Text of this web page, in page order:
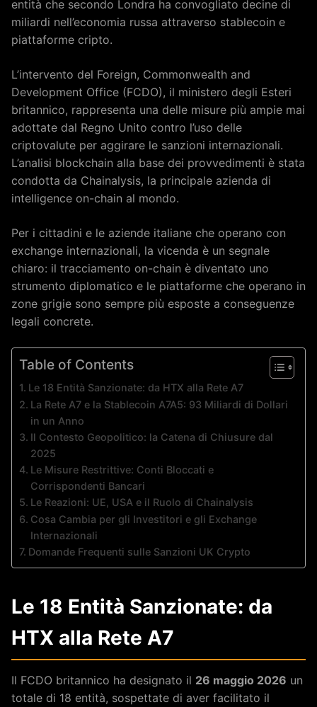
entità che secondo Londra ha convogliato decine di
miliardi nell’economia russa attraverso stablecoin e
piattaforme cripto.
L’intervento del Foreign, Commonwealth and
Development Office (FCDO), il ministero degli Esteri
britannico, rappresenta una delle misure più ampie mai
adottate dal Regno Unito contro l’uso delle
criptovalute per aggirare le sanzioni internazionali.
L’analisi blockchain alla base dei provvedimenti è stata
condotta da Chainalysis, la principale azienda di
intelligence on-chain al mondo.
Per i cittadini e le aziende italiane che operano con
exchange internazionali, la vicenda è un segnale
chiaro: il tracciamento on-chain è diventato uno
strumento diplomatico e le piattaforme che operano in
zone grigie sono sempre più esposte a conseguenze
legali concrete.
Table of Contents
Le 18 Entità Sanzionate: da HTX alla Rete A7
La Rete A7 e la Stablecoin A7A5: 93 Miliardi di Dollari
in un Anno
Il Contesto Geopolitico: la Catena di Chiusure dal
2025
Le Misure Restrittive: Conti Bloccati e
Corrispondenti Bancari
Le Reazioni: UE, USA e il Ruolo di Chainalysis
Cosa Cambia per gli Investitori e gli Exchange
Internazionali
Domande Frequenti sulle Sanzioni UK Crypto
Le 18 Entità Sanzionate: da
HTX alla Rete A7
Il FCDO britannico ha designato il 26 maggio 2026 un
totale di 18 entità, sospettate di aver facilitato il